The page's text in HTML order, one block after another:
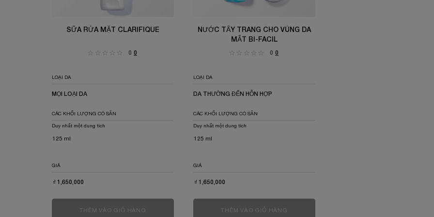
SỮA RỬA MẶT CLARIFIQUE
0 0
NƯỚC TẨY TRANG CHO VÙNG DA
MẮT BI-FACIL
0 0
LOẠI DA
MỌI LOẠI DA
LOẠI DA
DA THƯỜNG ĐẾN HỖN HỢP
CÁC KHỐI LƯỢNG CÓ SẴN
Duy nhất một dung tích
125 ml
CÁC KHỐI LƯỢNG CÓ SẴN
Duy nhất một dung tích
125 ml
GIÁ
₫ 1,650,000
GIÁ
₫ 1,650,000
THÊM VÀO GIỎ HÀNG SỮA RỬA MẶT CLARIFIQUETHÊM VÀO GIỎ HÀNG